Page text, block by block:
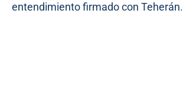
entendimiento firmado con Teherán.